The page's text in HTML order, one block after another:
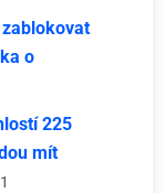
o
225
mít